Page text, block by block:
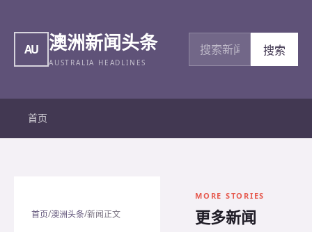
AU 澳洲新闻头条
AUSTRALIA HEADLINES
搜索新闻
搜索
首页
首页/澳洲头条/新闻正文
MORE STORIES
更多新闻